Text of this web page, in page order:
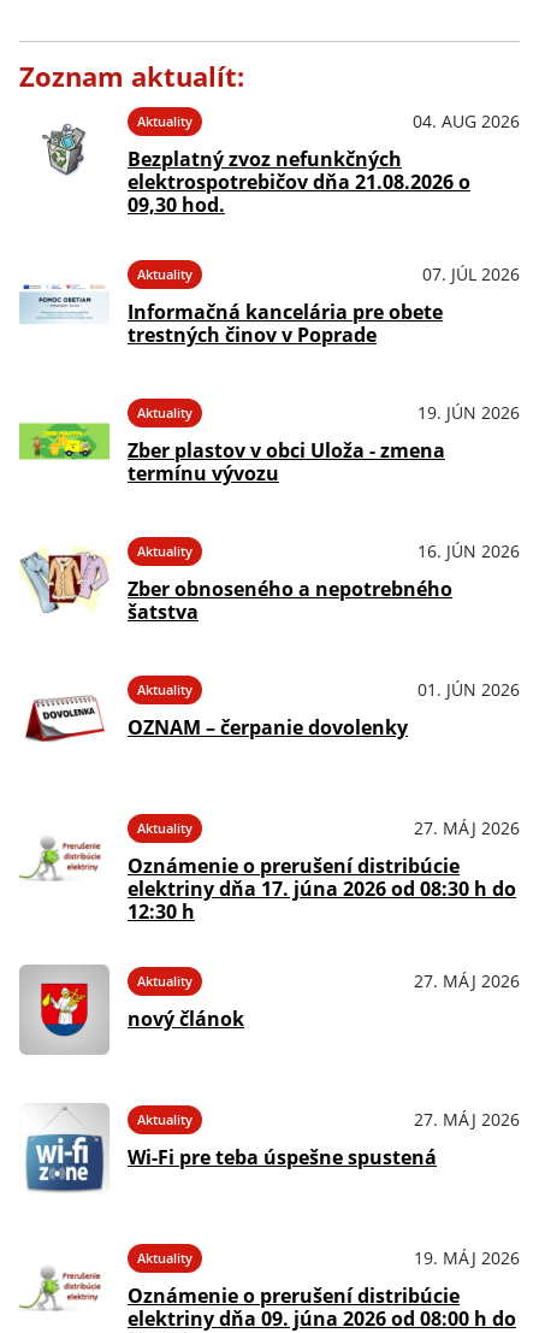
Zoznam aktualít:
Aktuality 04. AUG 2026
Bezplatný zvoz nefunkčných
elektrospotrebičov dňa 21.08.2026 o
09,30 hod.
Aktuality 07. JÚL 2026
Informačná kancelária pre obete
trestných činov v Poprade
Aktuality 19. JÚN 2026
Zber plastov v obci Uloža - zmena
termínu vývozu
Aktuality 16. JÚN 2026
Zber obnoseného a nepotrebného
šatstva
Aktuality 01. JÚN 2026
OZNAM – čerpanie dovolenky
Aktuality 27. MÁJ 2026
Oznámenie o prerušení distribúcie
elektriny dňa 17. júna 2026 od 08:30 h do
12:30 h
Aktuality 27. MÁJ 2026
nový článok
Aktuality 27. MÁJ 2026
Wi-Fi pre teba úspešne spustená
Aktuality 19. MÁJ 2026
Oznámenie o prerušení distribúcie
elektriny dňa 09. júna 2026 od 08:00 h do